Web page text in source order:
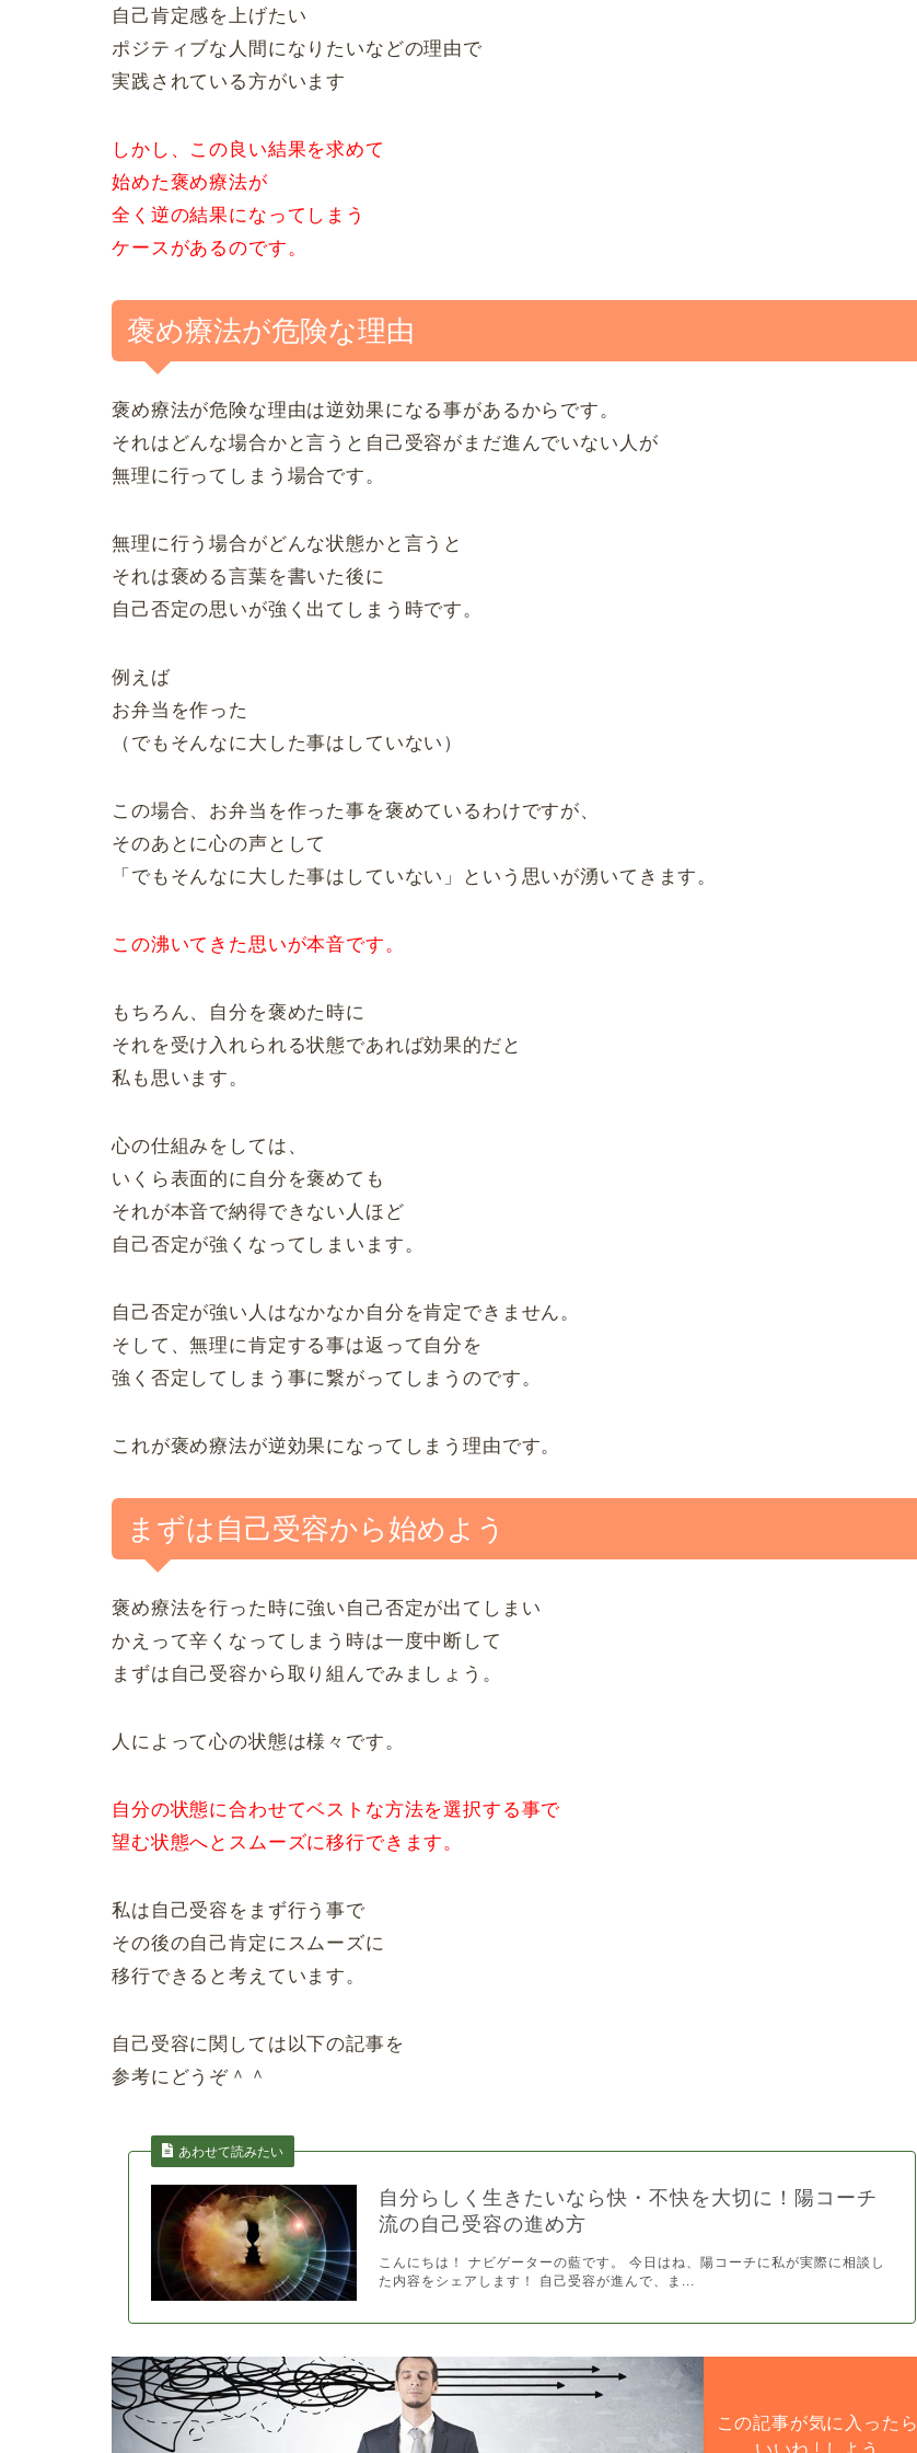
自己肯定感を上げたい
ポジティブな人間になりたいなどの理由で
実践されている方がいます
しかし、この良い結果を求めて
始めた褒め療法が
全く逆の結果になってしまう
ケースがあるのです。
褒め療法が危険な理由
褒め療法が危険な理由は逆効果になる事があるからです。
それはどんな場合かと言うと自己受容がまだ進んでいない人が
無理に行ってしまう場合です。
無理に行う場合がどんな状態かと言うと
それは褒める言葉を書いた後に
自己否定の思いが強く出てしまう時です。
例えば
お弁当を作った
（でもそんなに大した事はしていない）
この場合、お弁当を作った事を褒めているわけですが、
そのあとに心の声として
「でもそんなに大した事はしていない」という思いが湧いてきます。
この沸いてきた思いが本音です。
もちろん、自分を褒めた時に
それを受け入れられる状態であれば効果的だと
私も思います。
心の仕組みをしては、
いくら表面的に自分を褒めても
それが本音で納得できない人ほど
自己否定が強くなってしまいます。
自己否定が強い人はなかなか自分を肯定できません。
そして、無理に肯定する事は返って自分を
強く否定してしまう事に繋がってしまうのです。
これが褒め療法が逆効果になってしまう理由です。
まずは自己受容から始めよう
褒め療法を行った時に強い自己否定が出てしまい
かえって辛くなってしまう時は一度中断して
まずは自己受容から取り組んでみましょう。
人によって心の状態は様々です。
自分の状態に合わせてベストな方法を選択する事で
望む状態へとスムーズに移行できます。
私は自己受容をまず行う事で
その後の自己肯定にスムーズに
移行できると考えています。
自己受容に関しては以下の記事を
参考にどうぞ＾＾
あわせて読みたい
自分らしく生きたいなら快・不快を大切に！陽コーチ
流の自己受容の進め方
こんにちは！ ナビゲーターの藍です。 今日はね、陽コーチに私が実際に相談し
た内容をシェアします！ 自己受容が進んで、ま...
この記事が気に入ったら